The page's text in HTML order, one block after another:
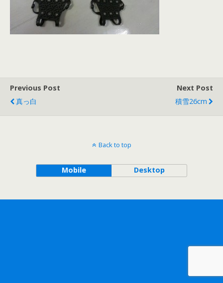
Previous Post
真っ白
Next Post
積雪26cm
Back to top
Mobile Desktop